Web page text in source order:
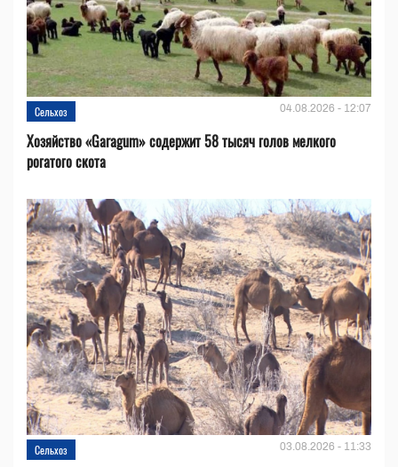
Сельхоз 04.08.2026 - 12:07
Хозяйство «Garagum» содержит 58 тысяч голов мелкого
рогатого скота
Сельхоз 03.08.2026 - 11:33